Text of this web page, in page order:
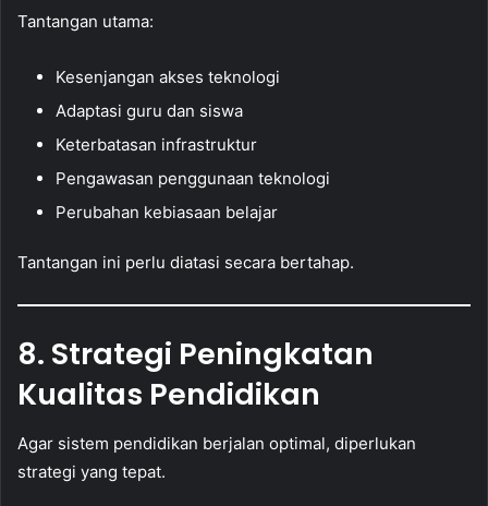
Tantangan utama:
Kesenjangan akses teknologi
Adaptasi guru dan siswa
Keterbatasan infrastruktur
Pengawasan penggunaan teknologi
Perubahan kebiasaan belajar
Tantangan ini perlu diatasi secara bertahap.
8. Strategi Peningkatan
Kualitas Pendidikan
Agar sistem pendidikan berjalan optimal, diperlukan
strategi yang tepat.